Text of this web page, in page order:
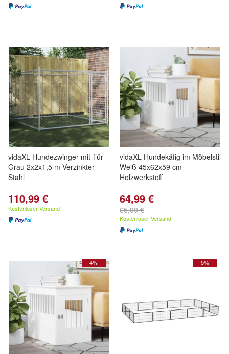
vidaXL Hundezwinger mit Tür
Grau 2x2x1,5 m Verzinkter
Stahl
110,99 €
Kostenloser Versand
vidaXL Hundekäfig im Möbelstil
Weiß 45x62x59 cm
Holzwerkstoff
64,99 €
65,99 €
Kostenloser Versand
- 4% - 5%